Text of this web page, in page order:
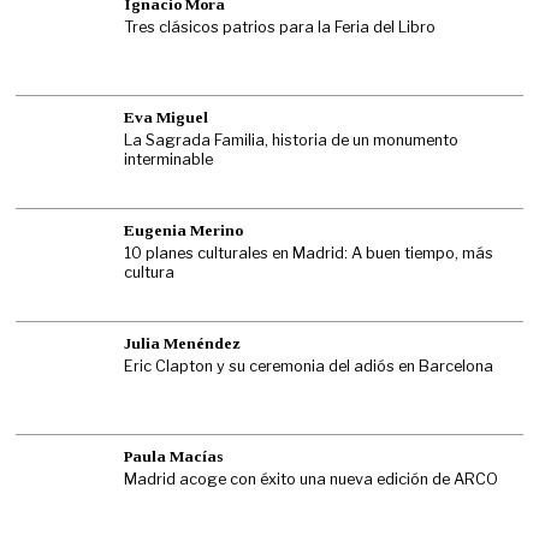
Ignacio Mora
Tres clásicos patrios para la Feria del Libro
Eva Miguel
La Sagrada Familia, historia de un monumento
interminable
Eugenia Merino
10 planes culturales en Madrid: A buen tiempo, más
cultura
Julia Menéndez
Eric Clapton y su ceremonia del adiós en Barcelona
Paula Macías
Madrid acoge con éxito una nueva edición de ARCO